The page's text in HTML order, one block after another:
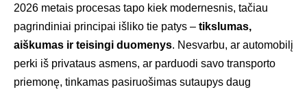
2026 metais procesas tapo kiek modernesnis, tačiau
pagrindiniai principai išliko tie patys – tikslumas,
aiškumas ir teisingi duomenys. Nesvarbu, ar automobilį
perki iš privataus asmens, ar parduodi savo transporto
priemonę, tinkamas pasiruošimas sutaupys daug